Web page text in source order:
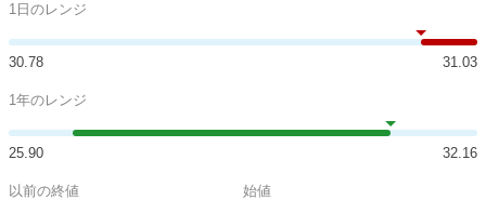
1日のレンジ
30.78 31.03
1年のレンジ
25.90 32.16
以前の終値 始値